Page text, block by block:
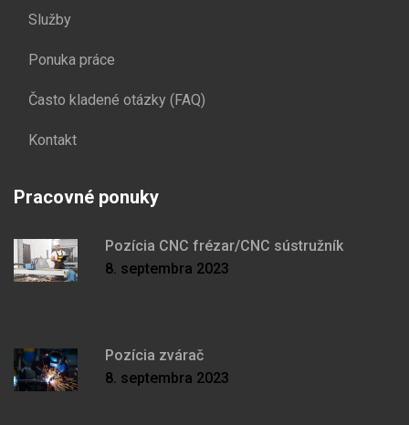
Služby
Ponuka práce
Často kladené otázky (FAQ)
Kontakt
Pracovné ponuky
Pozícia CNC frézar/CNC sústružník
8. septembra 2023
Pozícia zvárač
8. septembra 2023